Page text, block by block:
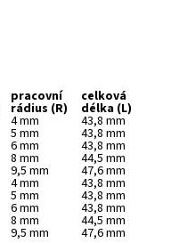
pracovní
rádius (R)
celková
délka (L)
4 mm 43,8 mm
5 mm 43,8 mm
6 mm 43,8 mm
8 mm 44,5 mm
9,5 mm 47,6 mm
4 mm 43,8 mm
5 mm 43,8 mm
6 mm 43,8 mm
8 mm 44,5 mm
9,5 mm 47,6 mm